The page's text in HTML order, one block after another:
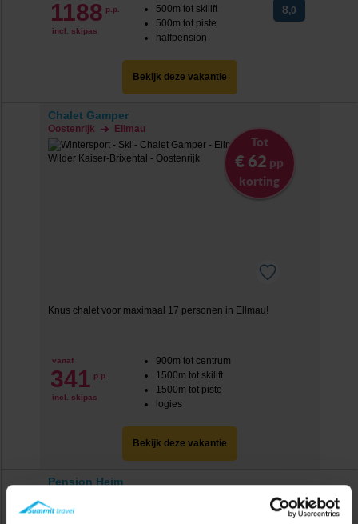
1188 p.p.
incl. skipas
500m tot skilift
500m tot piste
halfpension
8,0
Bekijk deze vakantie
Chalet Gamper
Oostenrijk Ellmau
Tot
€ 62 pp
korting
Knus chalet voor maximaal 17 personen in Ellmau!
vanaf
341 p.p.
incl. skipas
900m tot centrum
1500m tot skilift
1500m tot piste
logies
Bekijk deze vakantie
Pension Heim